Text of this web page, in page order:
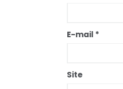
E-mail *
Site